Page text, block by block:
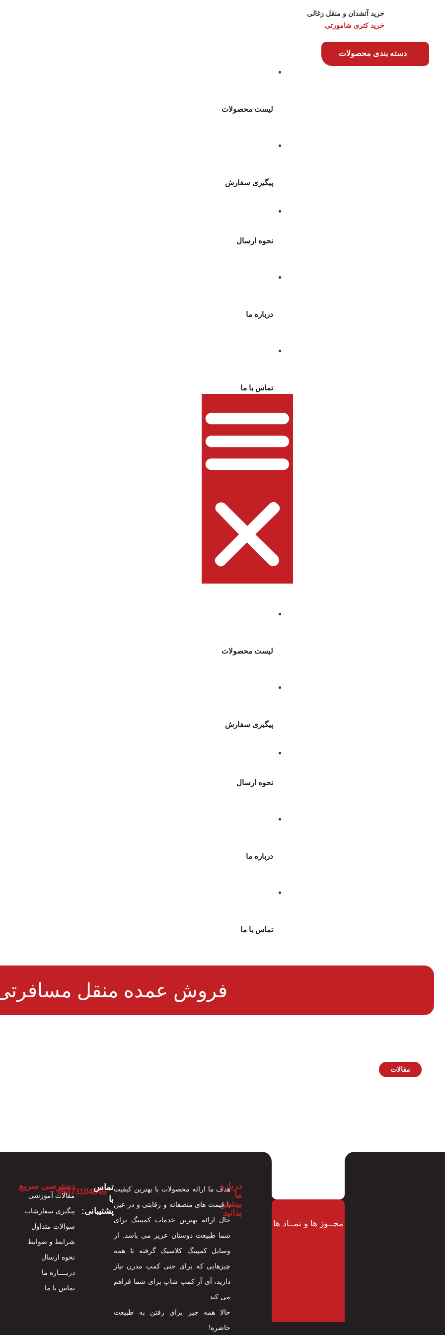
خرید آتشدان و منقل زغالی
خرید کتری شامورتی
دسته بندی محصولات
لیست محصولات
پیگیری سفارش
نحوه ارسال
درباره ما
تماس با ما
لیست محصولات
پیگیری سفارش
نحوه ارسال
درباره ما
تماس با ما
فروش عمده منقل
مقالات
مجــوز ها و نمــاد ها
درباره
ما
بیشتر
بدانید
هدف ما ارائه محصولات با بهترین کیفیت
با قیمت های منصفانه و رقابتی و در عین
حال ارائه بهترین خدمات کمپینگ برای
شما طبیعت دوستان عزیز می باشد. از
وسایل کمپینگ کلاسیک گرفته تا همه
چیزهایی که برای حتی کمپ مدرن نیاز
دارید، آی آر کمپ شاپ برای شما فراهم
می کند.
حالا همه چیز برای رفتن به طبیعت
حاضره!
تماس
با
پشتیبانی:
09373104049
دسترسی سریع
مقالات آموزشی
پیگیری سفارشات
سوالات متداول
شرایط و ضوابط
نحوه ارسال
دربــــاره ما
تماس با ما